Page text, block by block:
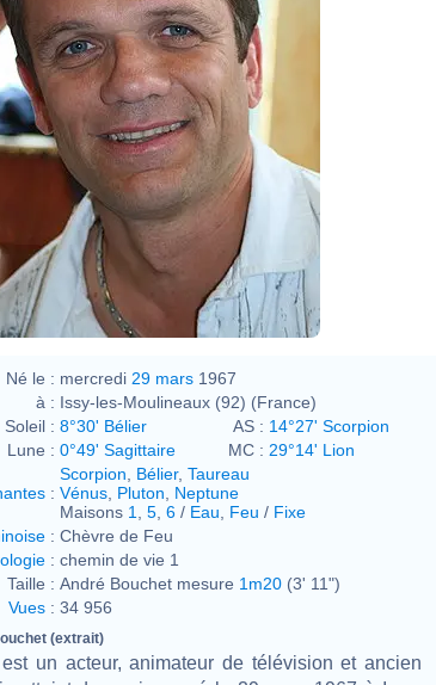
Né le : mercredi 29 mars 1967
à : Issy-les-Moulineaux (92) (France)
Soleil : 8°30' Bélier AS : 14°27' Scorpion
Lune : 0°49' Sagittaire MC : 29°14' Lion
:
Scorpion Bélier, Taureau
Vénus Pluton
Neptune
Maisons 1 5 6 / Eau Feu / Fixe
: Chèvre de Feu
: chemin de vie 1
Taille : André Bouchet mesure 1m20 (3' 11")
Vues : 34 956
(extrait)
un acteur, animateur de télévision et ancien